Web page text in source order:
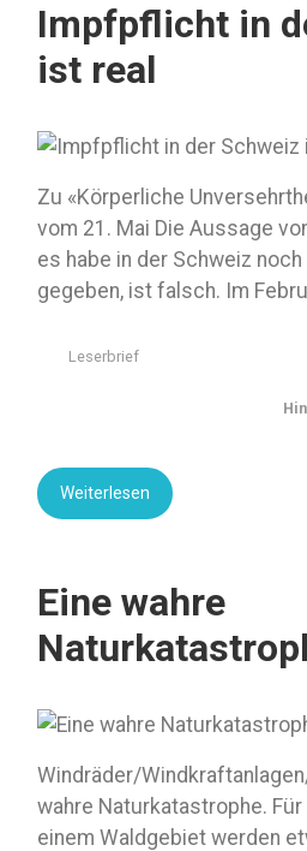
Impfpflicht in
ist real
Zu «Körperliche
vom 21. Mai Die Aussage
es habe in der Schweiz
gegeben, ist falsch. Im
Leserbrief
Weiterlesen
Eine wahre
Windräder/
wahre Naturkatastrophe. Für
einem Waldgebiet werden